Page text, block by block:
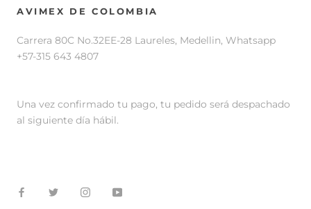
AVIMEX DE COLOMBIA
Carrera 80C No.32EE-28 Laureles, Medellin, Whatsapp
+57-315 643 4807
Una vez confirmado tu pago, tu pedido será despachado
al siguiente día hábil.